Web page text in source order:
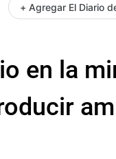
+ Agregar El Diario
en la